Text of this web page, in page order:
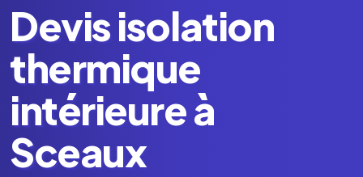
Devis isolation
thermique
intérieure à
Sceaux